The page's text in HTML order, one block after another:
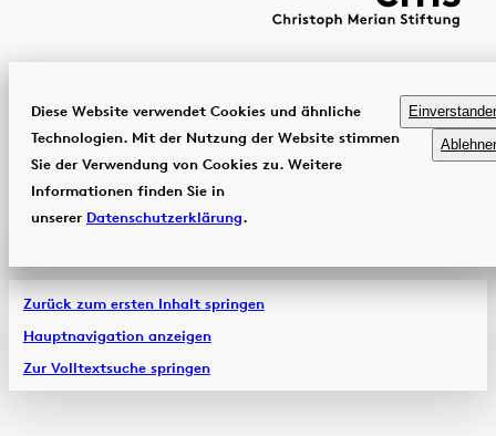
Diese Website verwendet Cookies und ähnliche
Technologien. Mit der Nutzung der Website stimmen
Sie der Verwendung von Cookies zu. Weitere
Informationen finden Sie in
unserer Datenschutzerklärung.
Zurück zum ersten Inhalt springen
Hauptnavigation anzeigen
Zur Volltextsuche springen